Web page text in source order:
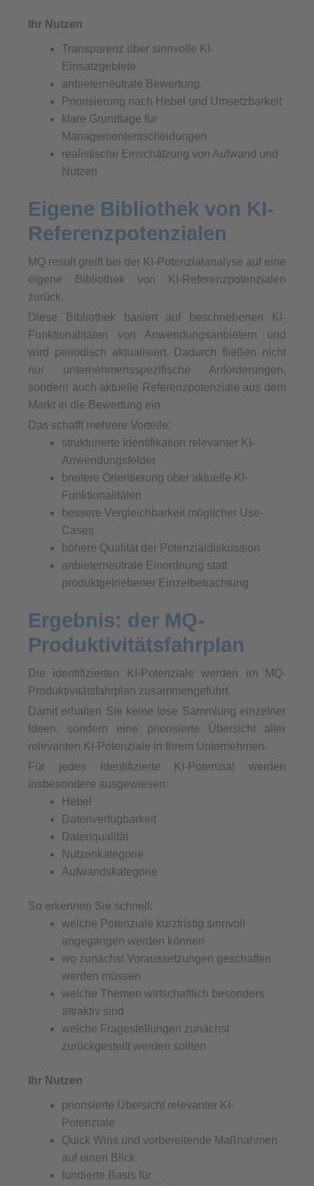
Ihr Nutzen
Transparenz über sinnvolle KI-
Einsatzgebiete
anbieterneutrale Bewertung
Priorisierung nach Hebel und Umsetzbarkeit
klare Grundlage für
Managemententscheidungen
realistische Einschätzung von Aufwand und
Nutzen
Eigene Bibliothek von KI-
Referenzpotenzialen
MQ result greift bei der KI-Potenzialanalyse auf eine
eigene Bibliothek von KI-Referenzpotenzialen
zurück.
Diese Bibliothek basiert auf beschriebenen KI-
Funktionalitäten von Anwendungsanbietern und
wird periodisch aktualisiert. Dadurch fließen nicht
nur unternehmensspezifische Anforderungen,
sondern auch aktuelle Referenzpotenziale aus dem
Markt in die Bewertung ein.
Das schafft mehrere Vorteile:
strukturierte Identifikation relevanter KI-
Anwendungsfelder
breitere Orientierung über aktuelle KI-
Funktionalitäten
bessere Vergleichbarkeit möglicher Use-
Cases
höhere Qualität der Potenzialdiskussion
anbieterneutrale Einordnung statt
produktgetriebener Einzelbetrachtung
Ergebnis: der MQ-
Produktivitätsfahrplan
Die identifizierten KI-Potenziale werden im MQ-
Produktivitätsfahrplan zusammengeführt.
Damit erhalten Sie keine lose Sammlung einzelner
Ideen, sondern eine priorisierte Übersicht aller
relevanten KI-Potenziale in Ihrem Unternehmen.
Für jedes identifizierte KI-Potenzial werden
insbesondere ausgewiesen:
Hebel
Datenverfügbarkeit
Datenqualität
Nutzenkategorie
Aufwandskategorie
So erkennen Sie schnell:
welche Potenziale kurzfristig sinnvoll
angegangen werden können
wo zunächst Voraussetzungen geschaffen
werden müssen
welche Themen wirtschaftlich besonders
attraktiv sind
welche Fragestellungen zunächst
zurückgestellt werden sollten
Ihr Nutzen
priorisierte Übersicht relevanter KI-
Potenziale
Quick Wins und vorbereitende Maßnahmen
auf einen Blick
fundierte Basis für